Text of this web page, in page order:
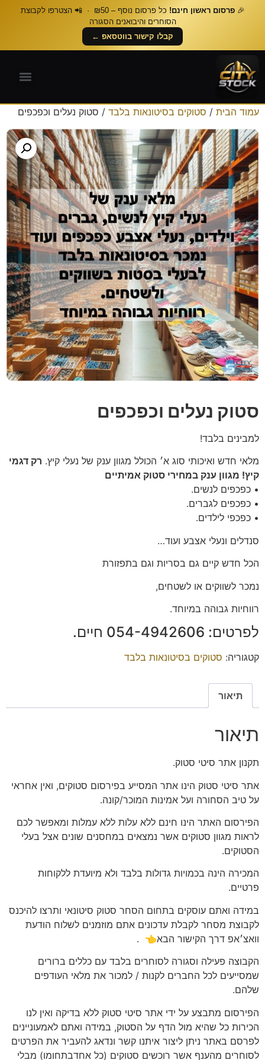
🎉פרסום ראשון חינם!
כל פרסום נוסף – ₪50 · 📲 הצטרפו לקבוצת
הסוחרים והיבואנים הסגורה
קבלו קישור בווטסאפ ←
עמוד הבית / סטוקים בסיטונאות בלבד / סטוק נעלים וכפכפים
סטוק נעלים וכפכפים
למבינים בלבד!
מלאי חדש ואיכותי סוג א׳ הכולל מגוון ענק של נעלי קיץ. רק דגמי
קיץ! מגוון ענק במחירי סטוק אמיתיים
• כפכפים לנשים.
• ⁠כפכפים לגברים.
• ⁠כפכפי לילדים.
סנדלים ונעלי אצבע ועוד…
הכל חדש קיים גם בסריות וגם בתפזורת
נמכר לשווקים או לשטחים,
רווחיות גבוהה במיוחד.
לפרטים: ‭054-4942606‬ חיים.
קטגוריה: סטוקים בסיטונאות בלבד
תיאור
תיאור
תקנון אתר סיטי סטוק.
אתר סיטי סטוק הינו אתר המסייע בפירסום סטוקים, ואין אחראי
על טיב הסחורה ועל אמינות המוכר/קונה.
הפירסום האתר הינו חינם ללא עלות ללא עמלות ומאפשר לכם
לראות מגוון סטוקים אשר נמצאים במחסנים שונים אצל בעלי
הסטוקים.
המכירה הינה בכמויות גדולות בלבד ולא מיועדת ללקוחות
פרטיים.
במידה ואתם עוסקים בתחום הסחר סטוק סיטונאי ותרצו להיכנס
לקבוצת מסחר לקבלת עדכונים אתם מוזמנים לשלוח הודעת
וואצ׳אפ דרך הקישור הבא👈 .
הקבוצה פעילה וסגורה לסוחרים בלבד עם כללים ברורים
שמסייעים לכל החברים לקנות / למכור את מלאי העודפים
שלהם.
הפירסום מתבצע על ידי אתר סיטי סטוק ללא בדיקה ואין לנו
הכירות כל שהיא מול הדף על הסטוק, במידה ואתם לאמעוניינים
לפרסם באתר ניתן ליצור איתנו קשר ונדאג להעביר את הפרטים
לסוחרים מהענף אשר רוכשים סטוקים (כל אחדבתחומו) מבלי